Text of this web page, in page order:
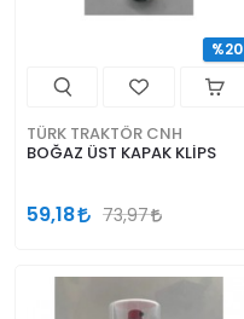
TÜRK TRAKTÖR CNH
BOĞAZ ÜST KAPAK KLİPS
59,18 73,97
%20